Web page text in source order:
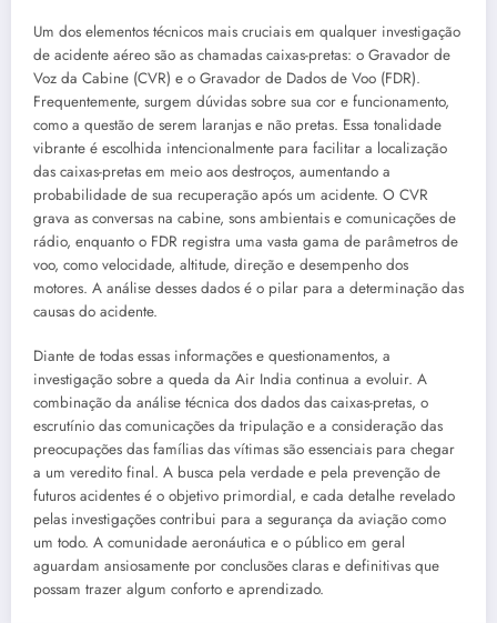
Um dos elementos técnicos mais cruciais em qualquer investigação
de acidente aéreo são as chamadas caixas-pretas: o Gravador de
Voz da Cabine (CVR) e o Gravador de Dados de Voo (FDR).
Frequentemente, surgem dúvidas sobre sua cor e funcionamento,
como a questão de serem laranjas e não pretas. Essa tonalidade
vibrante é escolhida intencionalmente para facilitar a localização
das caixas-pretas em meio aos destroços, aumentando a
probabilidade de sua recuperação após um acidente. O CVR
grava as conversas na cabine, sons ambientais e comunicações de
rádio, enquanto o FDR registra uma vasta gama de parâmetros de
voo, como velocidade, altitude, direção e desempenho dos
motores. A análise desses dados é o pilar para a determinação das
causas do acidente.
Diante de todas essas informações e questionamentos, a
investigação sobre a queda da Air India continua a evoluir. A
combinação da análise técnica dos dados das caixas-pretas, o
escrutínio das comunicações da tripulação e a consideração das
preocupações das famílias das vítimas são essenciais para chegar
a um veredito final. A busca pela verdade e pela prevenção de
futuros acidentes é o objetivo primordial, e cada detalhe revelado
pelas investigações contribui para a segurança da aviação como
um todo. A comunidade aeronáutica e o público em geral
aguardam ansiosamente por conclusões claras e definitivas que
possam trazer algum conforto e aprendizado.